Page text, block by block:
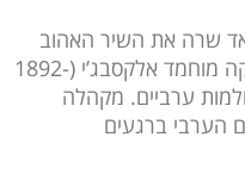
שרה את השיר האהוב
“ליבי מורה הדרך שלי”, שאת מילותיו כתב אבו אלסעוד אלאביארי, ואת המוזיקה מוחמד אלקסבג’י (1892-
ערביים. מקהלה
הערבי ברגעים